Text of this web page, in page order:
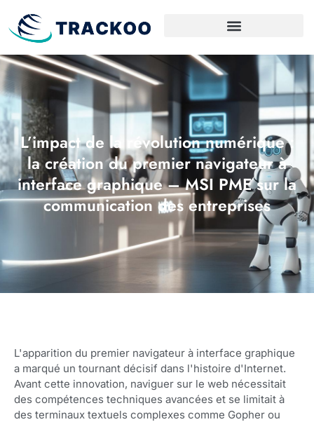
L’impact de la révolution numérique :
la création du premier navigateur à
interface graphique – MSI PME sur la
communication des entreprises
L'apparition du premier navigateur à interface graphique
a marqué un tournant décisif dans l'histoire d'Internet.
Avant cette innovation, naviguer sur le web nécessitait
des compétences techniques avancées et se limitait à
des terminaux textuels complexes comme Gopher ou